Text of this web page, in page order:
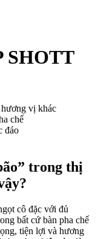
SHOTT
vị khác
chế
đáo
trong thị
cô đặc với đủ
bất cứ bàn pha chế
tiện lợi và hương